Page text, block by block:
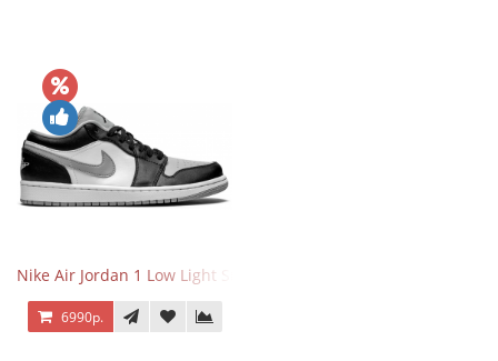
Nike Air Jordan 1 Low Light Smoke Grey
6990р.